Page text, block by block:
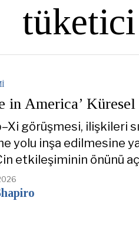
in America’
görüşmesi, ilişkileri
yolu inşa edilmesine
etkileşiminin önünü